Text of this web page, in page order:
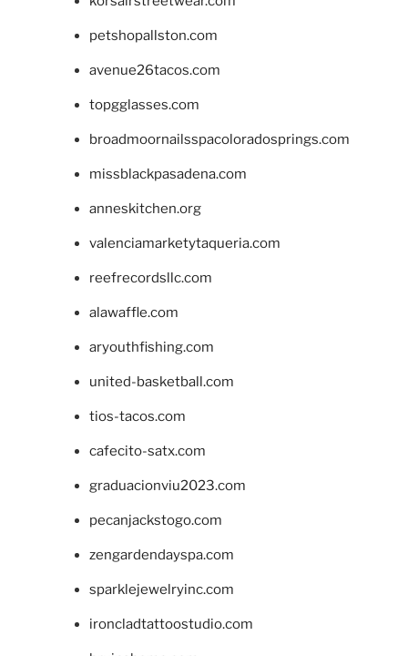
petshopallston.com
avenue26tacos.com
topgglasses.com
broadmoornailsspacoloradosprings.com
missblackpasadena.com
anneskitchen.org
valenciamarketytaqueria.com
reefrecordsllc.com
alawaffle.com
aryouthfishing.com
united-basketball.com
tios-tacos.com
cafecito-satx.com
graduacionviu2023.com
pecanjackstogo.com
zengardendayspa.com
sparklejewelryinc.com
ironcladtattoostudio.com